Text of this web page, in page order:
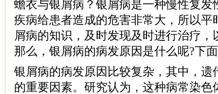
蟾衣与银屑病？银屑病是一种慢性复发
疾病给患者造成的危害非常大，所以平
屑病的知识，及时发现及时进行治疗，
那么，银屑病的病发原因是什么呢?下
银屑病的病发原因比较复杂，其中，遗
的重要因素。研究认为，这种病常染色